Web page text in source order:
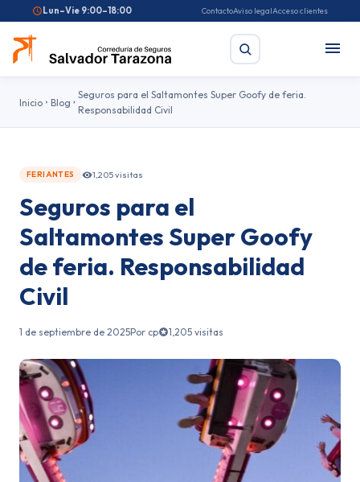
Lun–Vie 9:00–18:00 ContactoAviso legalAcceso clientes
Seguro de salud
Pirotecnia Feriantes
Inicio Blog
Seguros para el Saltamontes Super Goofy de feria.
Responsabilidad Civil
FERIANTES 1,205 visitas
Seguros para el
Saltamontes Super Goofy
de feria. Responsabilidad
Civil
1 de septiembre de 2025Por cp 1,205 visitas